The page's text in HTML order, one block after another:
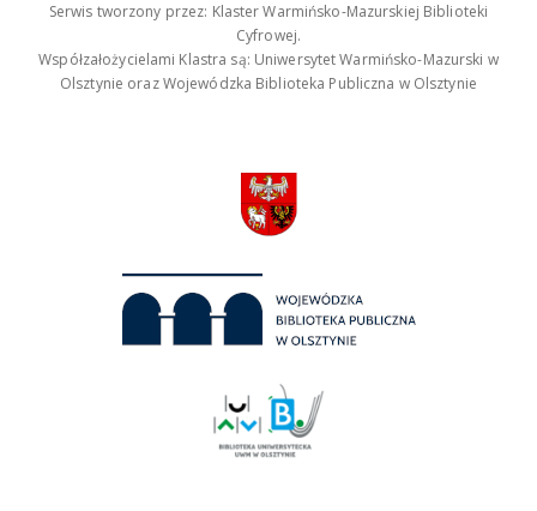
Serwis tworzony przez: Klaster Warmińsko-Mazurskiej Biblioteki
Cyfrowej.
Współzałożycielami Klastra są: Uniwersytet Warmińsko-Mazurski w
Olsztynie oraz Wojewódzka Biblioteka Publiczna w Olsztynie